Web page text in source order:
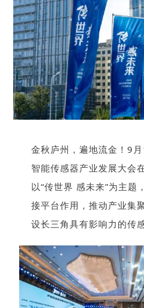
金秋庐州，遍地流金！9
智能传感器产业发展大会
以“传世界 感未来”为主题
接平台作用，推动产业集
设长三角具有影响力的传